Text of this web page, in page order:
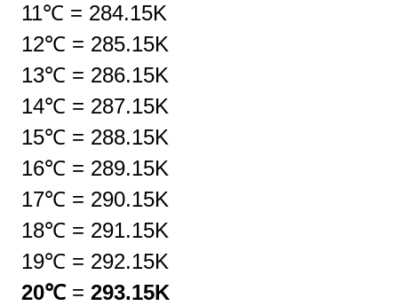
11℃ = 284.15K
12℃ = 285.15K
13℃ = 286.15K
14℃ = 287.15K
15℃ = 288.15K
16℃ = 289.15K
17℃ = 290.15K
18℃ = 291.15K
19℃ = 292.15K
20℃ = 293.15K